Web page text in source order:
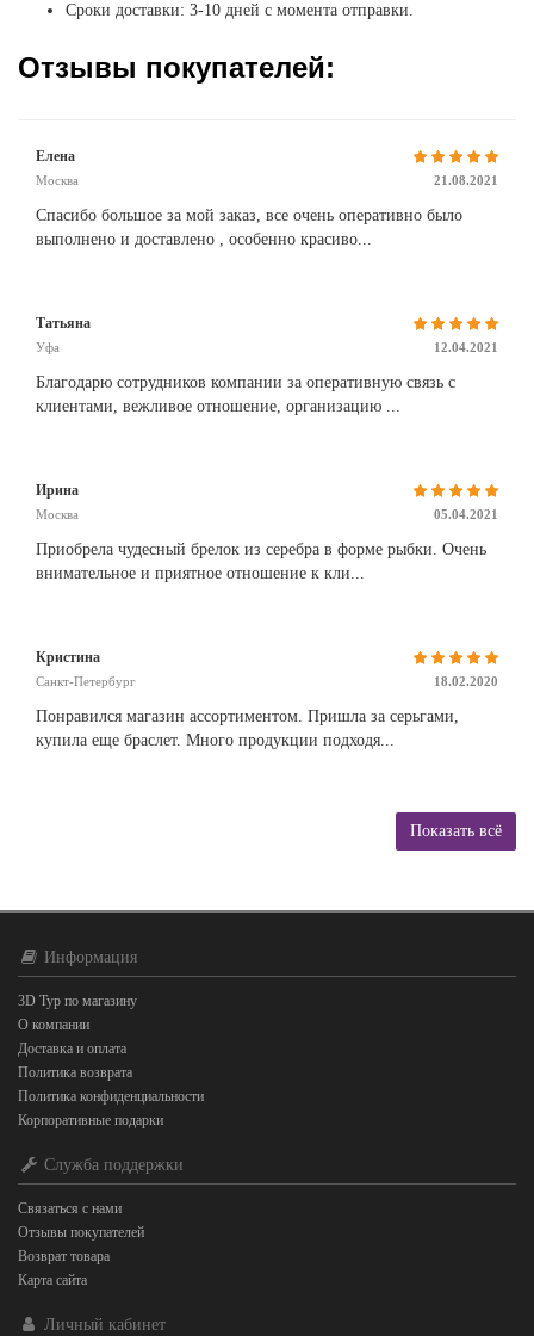
Сроки доставки: 3-10 дней с момента отправки.
Отзывы покупателей:
Елена
Москва 21.08.2021
Спасибо большое за мой заказ, все очень оперативно было
выполнено и доставлено , особенно красиво...
Татьяна
Уфа 12.04.2021
Благодарю сотрудников компании за оперативную связь с
клиентами, вежливое отношение, организацию ...
Ирина
Москва 05.04.2021
Приобрела чудесный брелок из серебра в форме рыбки. Очень
внимательное и приятное отношение к кли...
Кристина
Санкт-Петербург 18.02.2020
Понравился магазин ассортиментом. Пришла за серьгами,
купила еще браслет. Много продукции подходя...
Показать всё
Информация
3D Тур по магазину
О компании
Доставка и оплата
Политика возврата
Политика конфиденциальности
Корпоративные подарки
Служба поддержки
Связаться с нами
Отзывы покупателей
Возврат товара
Карта сайта
Личный кабинет